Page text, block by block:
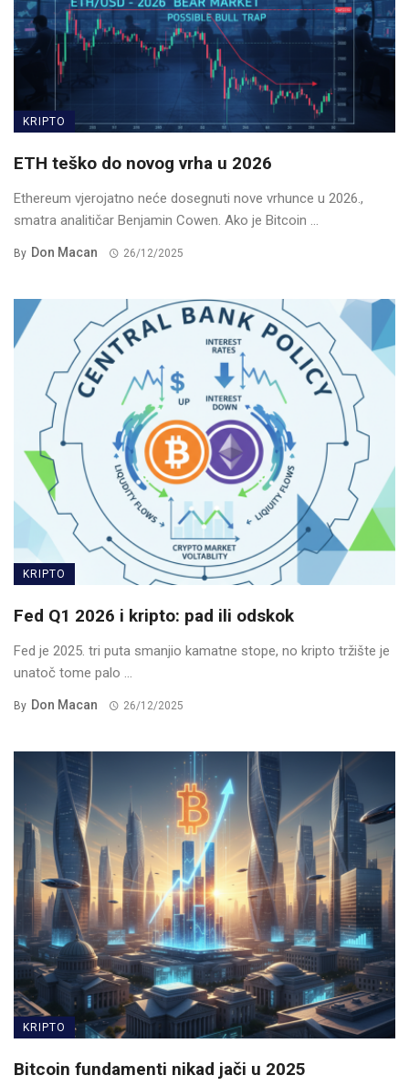
KRIPTO
ETH teško do novog vrha u 2026
Ethereum vjerojatno neće dosegnuti nove vrhunce u 2026.,
smatra analitičar Benjamin Cowen. Ako je Bitcoin ...
By Don Macan 26/12/2025
KRIPTO
Fed Q1 2026 i kripto: pad ili odskok
Fed je 2025. tri puta smanjio kamatne stope, no kripto tržište je
unatoč tome palo ...
By Don Macan 26/12/2025
KRIPTO
Bitcoin fundamenti nikad jači u 2025